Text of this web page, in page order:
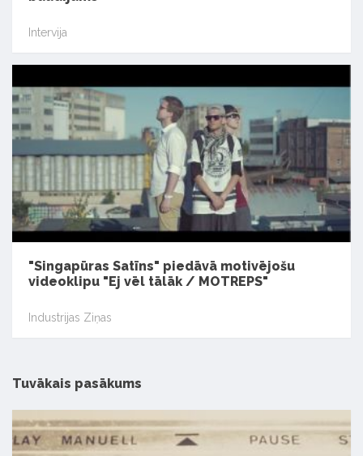
Intervija
"Singapūras Satīns" piedāvā motivējošu
videoklipu "Ej vēl tālāk / MOTREPS"
Industrijas Ziņas
Tuvākais pasākums